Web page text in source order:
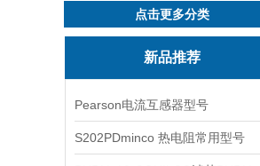
点击更多分类
新品推荐
Pearson电流互感器型号
S202PDminco 热电阻常用型号